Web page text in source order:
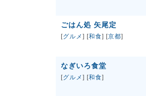
ごはん処 矢尾定
[グルメ ] [和食] [京都]
なぎいろ食堂
[グルメ ] [和食]